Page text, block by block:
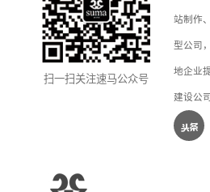
扫一扫关注速马公众号
站制作
型公司
地企业
建设公司